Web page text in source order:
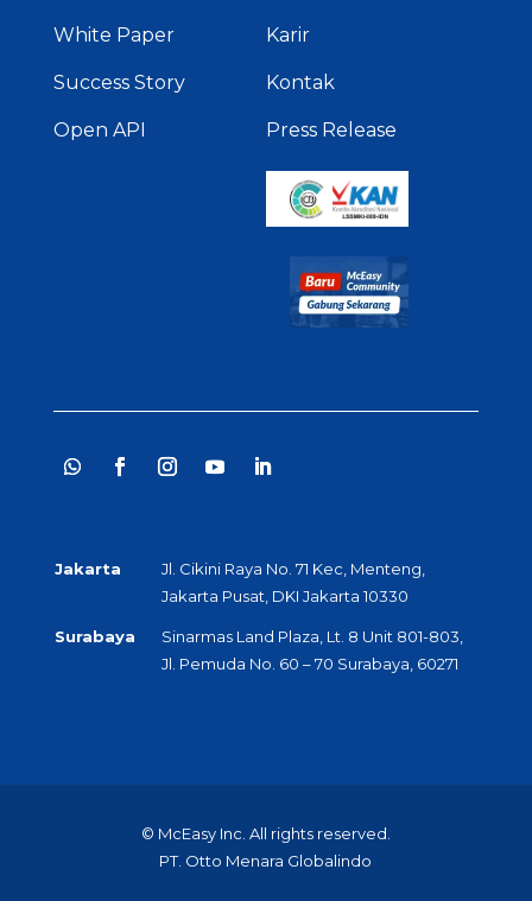
White Paper
Success Story
Open API
Karir
Kontak
Press Release
Jakarta
Jl. Cikini Raya No. 71 Kec, Menteng,
Jakarta Pusat, DKI Jakarta 10330
Surabaya
Sinarmas Land Plaza, Lt. 8 Unit 801-803,
Jl. Pemuda No. 60 – 70 Surabaya, 60271
© McEasy Inc. All rights reserved.
PT. Otto Menara Globalindo